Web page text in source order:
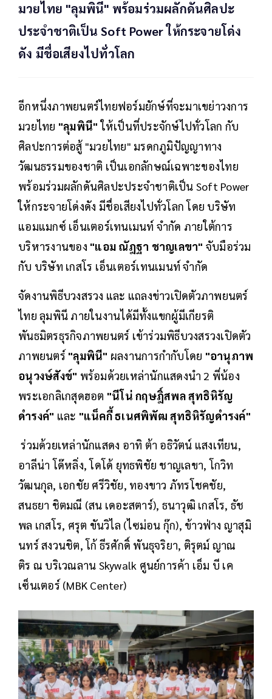
มวยไทย "ลุมพินี" พร้อมร่วมผลักดันศิลปะ
ประจำชาติเป็น Soft Power ให้กระจายโด่ง
ดัง มีชื่อเสียงไปทั่วโลก
อีกหนึ่งภาพยนตร์ไทยฟอร์มยักษ์ที่จะมาเขย่าวงการ
มวยไทย "ลุมพินี"ให้เป็นที่ประจักษ์ไปทั่วโลก กับ
ศิลปะการต่อสู้ "มวยไทย" มรดกภูมิปัญญาทาง
วัฒนธรรมของชาติ เป็นเอกลักษณ์เฉพาะของไทย
พร้อมร่วมผลักดันศิลปะประจำชาติเป็น Soft Power
ให้กระจายโด่งดัง มีชื่อเสียงไปทั่วโลก โดย บริษัท
แอมแมกซ์ เอ็นเตอร์เทนเมนท์ จำกัด ภายใต้การ
บริหารงานของ "แอม ณัฎฐา ชาญเลขา" จับมือร่วม
กับ บริษัท เกสโร เอ็นเตอร์เทนเมนท์ จำกัด
จัดงานพิธีบวงสรวง และ แถลงข่าวเปิดตัวภาพยนตร์
ไทย ลุมพินี ภายในงานได้มีทั้งแขกผู้มีเกียรติ
พันธมิตรธุรกิจภาพยนตร์ เข้าร่วมพิธีบวงสรวงเปิดตัว
ภาพยนตร์ "ลุมพินี" ผลงานการกำกับโดย "อานุภาพ
อนุวงษ์สังข์" พร้อมด้วยเหล่านักแสดงนำ 2 พี่น้อง
พระเอกลิเกสุดฮอต "นีโน่ กฤษฎิ์สพล สุทธิหิรัญ
ดำรงค์" และ "แน็คกี้ ธเนศพิพัฒ สุทธิหิรัญดำรงค์"
ร่วมด้วยเหล่านักแสดง อาทิ ต้า อธิวัตน์ แสงเทียน,
อาลีน่า โด๊หลิ่ง, โดโด้ ยุทธพิชัย ชาญเลขา, โกวิท
วัฒนกุล, เอกชัย ศรีวิชัย, ทองขาว ภัทรโชคชัย,
สนธยา ชิตมณี (สน เดอะสตาร์), ธนาวุฒิ เกสโร, ธัช
พล เกสโร, ศรุต ขันวิไล (ไซม่อน กุ๊ก), ข้าวฟ่าง ญาสุมิ
นทร์ สงวนชิต, โก้ ธีรศักดิ์ พันธุจริยา, ติรุตม์ ญาณ
ติร ณ บริเวณลาน Skywalk ศูนย์การค้า เอ็ม บี เค
เซ็นเตอร์ (MBK Center)